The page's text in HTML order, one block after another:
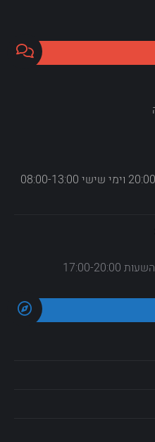
ימי א-ה: 10:00 - 20:00 וימי שישי 08:00-13:00